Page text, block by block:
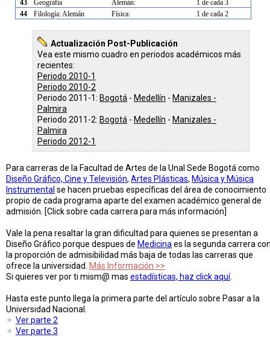
43 Geografía Alemán:
1 de cada 3
44
Filología: Alemán Física: 1 de cada 2
Actualización Post-Publicación
Vea este mismo cuadro en periodos académicos más
recientes:
Periodo 2010-1
Periodo 2010-2
Periodo 2011-1: Bogotá - Medellín - Manizales -
Palmira
Periodo 2011-2: Bogotá - Medellín - Manizales -
Palmira
Periodo 2012-1
Para carreras de la Facultad de Artes de la Unal Sede Bogotá como
Diseño Gráfico, Cine y Televisión, Artes Plásticas, Música y Música
Instrumental se hacen pruebas específicas del área de conocimiento
propio de cada programa aparte del examen académico general de
admisión. [Click sobre cada carrera para más información]
Vale la pena resaltar la gran dificultad para quienes se presentan a
Diseño Gráfico porque despues de Medicina es la segunda carrera
la proporción de admisibilidad más baja de todas las carreras que
ofrece la universidad.
Más Información >>
Si quieres ver por ti mism@ mas estadísticas, haz click aquí.
Hasta este punto llega la primera parte del artículo sobre Pasar a la
Universidad Nacional.
Ver parte 2
Ver parte 3